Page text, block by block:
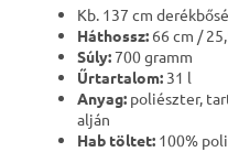
Kb. 137 cm
Háthossz: 66 cm /
Súly:700 gramm
Űrtartalom: 31 l
Anyag: poliészter,
alján
Hab töltet: 100%